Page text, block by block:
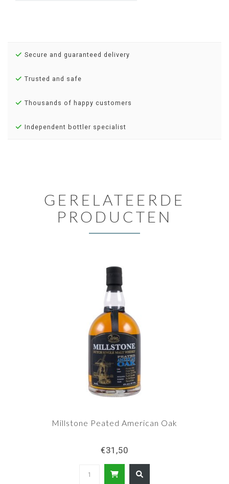
Secure and guaranteed delivery
Trusted and safe
Thousands of happy customers
Independent bottler specialist
GERELATEERDE
PRODUCTEN
Millstone Peated American Oak
€31,50